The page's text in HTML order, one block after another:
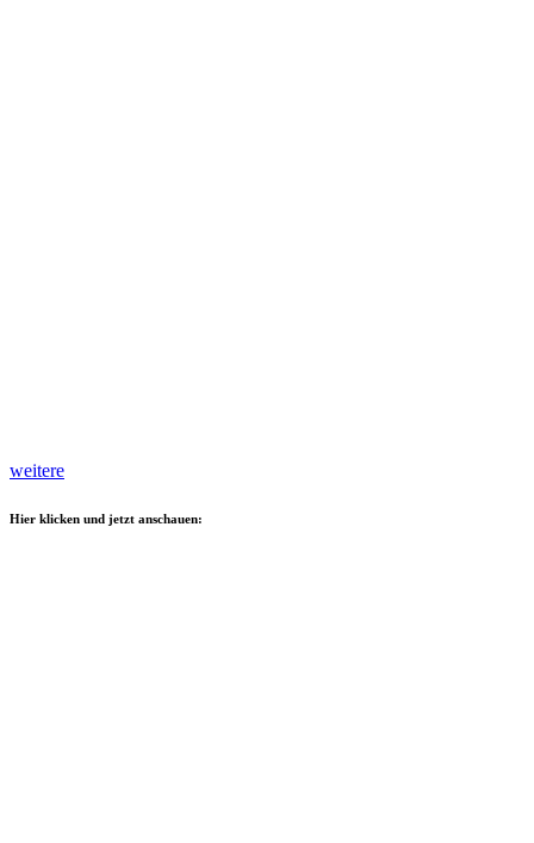
weitere
Hier klicken und jetzt anschauen: